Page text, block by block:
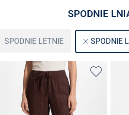
SPODNIE
SPODNIE LETNIE SPODNIE